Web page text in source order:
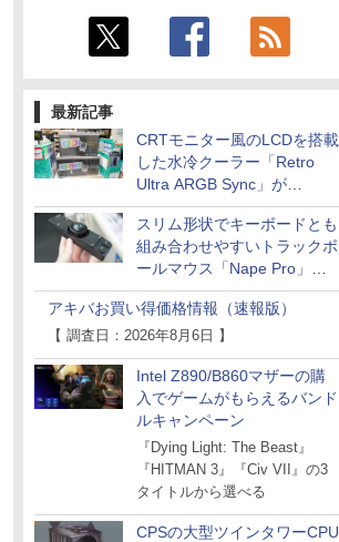
最新記事
CRTモニター風のLCDを搭載
した水冷クーラー「Retro
Ultra ARGB Sync」が
Thermaltakeから
スリム形状でキーボードとも
組み合わせやすいトラックボ
ールマウス「Nape Pro」が
Keychronから
アキバお買い得価格情報（速報版）
【 調査日：2026年8月6日 】
Intel Z890/B860マザーの購
入でゲームがもらえるバンド
ルキャンペーン
『Dying Light: The Beast』
『HITMAN 3』『Civ VII』の3
タイトルから選べる
CPSの大型ツインタワーCPU